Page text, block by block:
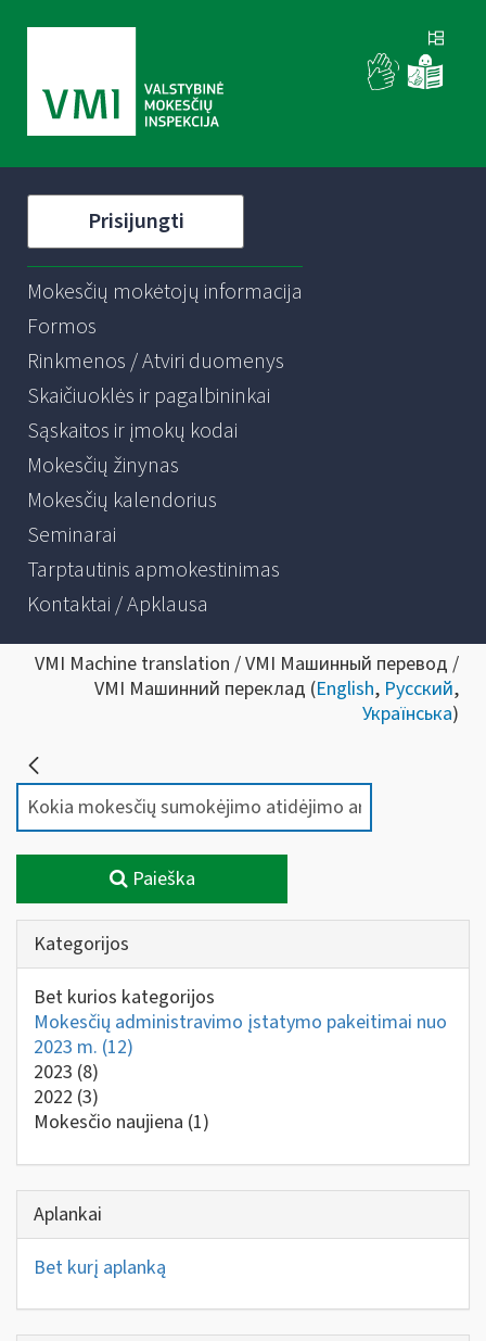
Prisijungti
Mokesčių mokėtojų informacija
Formos
Rinkmenos / Atviri duomenys
Skaičiuoklės ir pagalbininkai
Sąskaitos ir įmokų kodai
Mokesčių žinynas
Mokesčių kalendorius
Seminarai
Tarptautinis apmokestinimas
Kontaktai / Apklausa
VMI Machine translation / VMI Машинный перевод /
VMI Машинний переклад (English, Русский,
Українська)
Paieška
Kategorijos
Bet kurios kategorijos
Mokesčių administravimo įstatymo pakeitimai nuo
2023 m. (12)
2023 (8)
2022 (3)
Mokesčio naujiena (1)
Aplankai
Bet kurį aplanką